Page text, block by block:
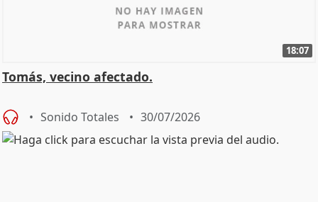
18:07
Tomás, vecino afectado.
Sonido Totales 30/07/2026